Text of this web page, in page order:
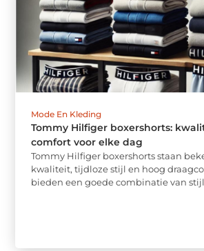
Mode En Kleding
Tommy Hilfiger boxershorts:
comfort voor elke dag
Tommy Hilfiger boxershorts staan
kwaliteit, tijdloze stijl en hoog
bieden een goede combinatie van stijl